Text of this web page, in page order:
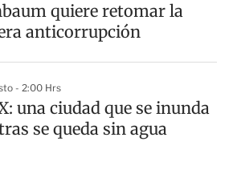
quiere retomar la
anticorrupción
- 2:00 Hrs
una ciudad que se inunda
se queda sin agua